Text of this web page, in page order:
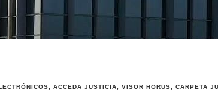
ACCEDA JUSTICIA, VISOR HORUS, CARPETA